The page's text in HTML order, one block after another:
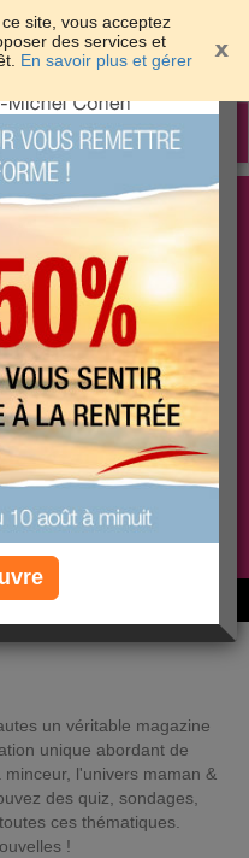
site, vous acceptez
des services et
En savoir plus et gérer
maigrir et être bien
PLUS
COACHING
gratuit
à manger avec nous
un véritable magazine
unique abordant de
l'univers maman &
des quiz, sondages,
ces thématiques.
!
×